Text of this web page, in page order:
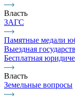
Власть
ЗАГС
Памятные медали
Выездная
Бесплатная
Власть
Земельные вопросы